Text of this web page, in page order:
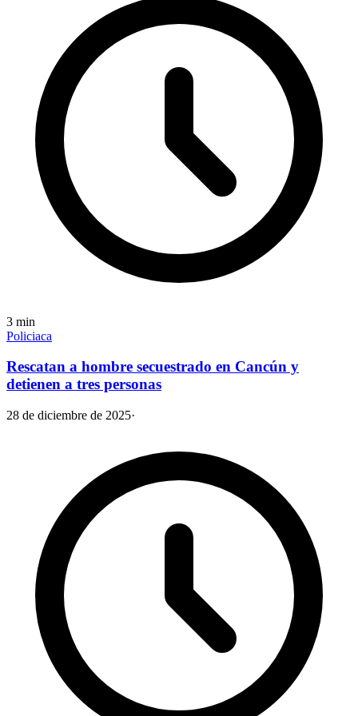
3 min
Policiaca
Rescatan a hombre secuestrado en Cancún y
detienen a tres personas
28 de diciembre de 2025·